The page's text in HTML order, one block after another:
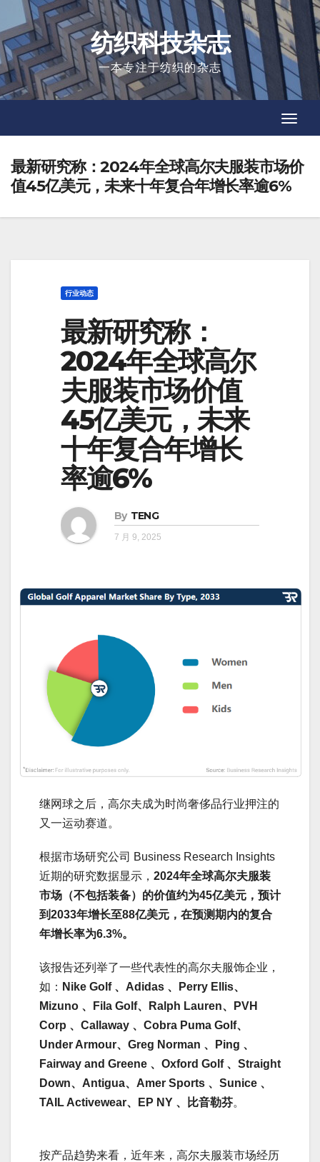
to
content
纺织科技杂志
一本专注于纺织的杂志
最新研究称：2024年全球高尔夫服装市场价
值45亿美元，未来十年复合年增长率逾6%
行业动态
最新研究称：
2024年全球高尔
夫服装市场价值
45亿美元，未来
十年复合年增长
率逾6%
By TENG
7 月 9, 2025
继网球之后，高尔夫成为时尚奢侈品行业押注的
又一运动赛道。
根据市场研究公司 Business Research Insights
近期的研究数据显示， 2024年全球高尔夫服装
市场（不包括装备）的价值约为45亿美元，预计
到2033年增长至88亿美元，在预测期内的复合
年增长率为6.3%。
该报告还列举了一些代表性的高尔夫服饰企业，
如： Nike Golf 、Adidas 、Perry Ellis、
Mizuno 、Fila Golf、Ralph Lauren、PVH
Corp 、Callaway 、Cobra Puma Golf、
Under Armour、Greg Norman 、Ping 、
Fairway and Greene 、Oxford Golf 、Straight
Down、Antigua、Amer Sports 、Sunice 、
TAIL Activewear、EP NY 、比音勒芬。
按产品趋势来看，近年来，高尔夫服装市场经历